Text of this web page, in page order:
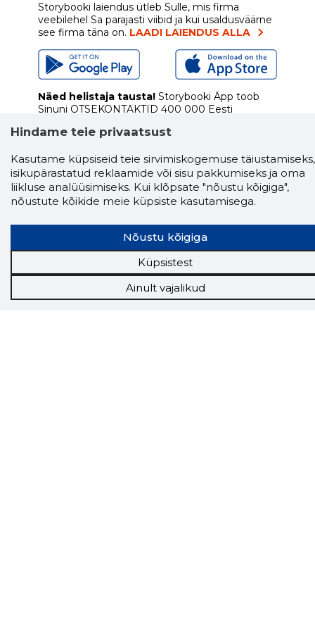
Storybooki laiendus ütleb Sulle, mis firma
veebilehel Sa parajasti viibid ja kui usaldusväärne
see firma täna on. LAADI LAIENDUS ALLA
Näed helistaja tausta! Storybooki Äpp toob
Sinuni OTSEKONTAKTID 400 000 Eesti
Andmed on rikastatud maksevõime ja
Sooduspakkumised
Sihtkliendid
Hindame teie privaatsust
Kasutame küpsiseid teie sirvimiskogemuse täiustamiseks,
isikupärastatud reklaamide või sisu pakkumiseks ja oma
liikluse analüüsimiseks. Kui klõpsate "nõustu kõigiga",
nõustute kõikide meie küpsiste kasutamisega.
Nõustu kõigiga
Küpsistest
Ainult vajalikud